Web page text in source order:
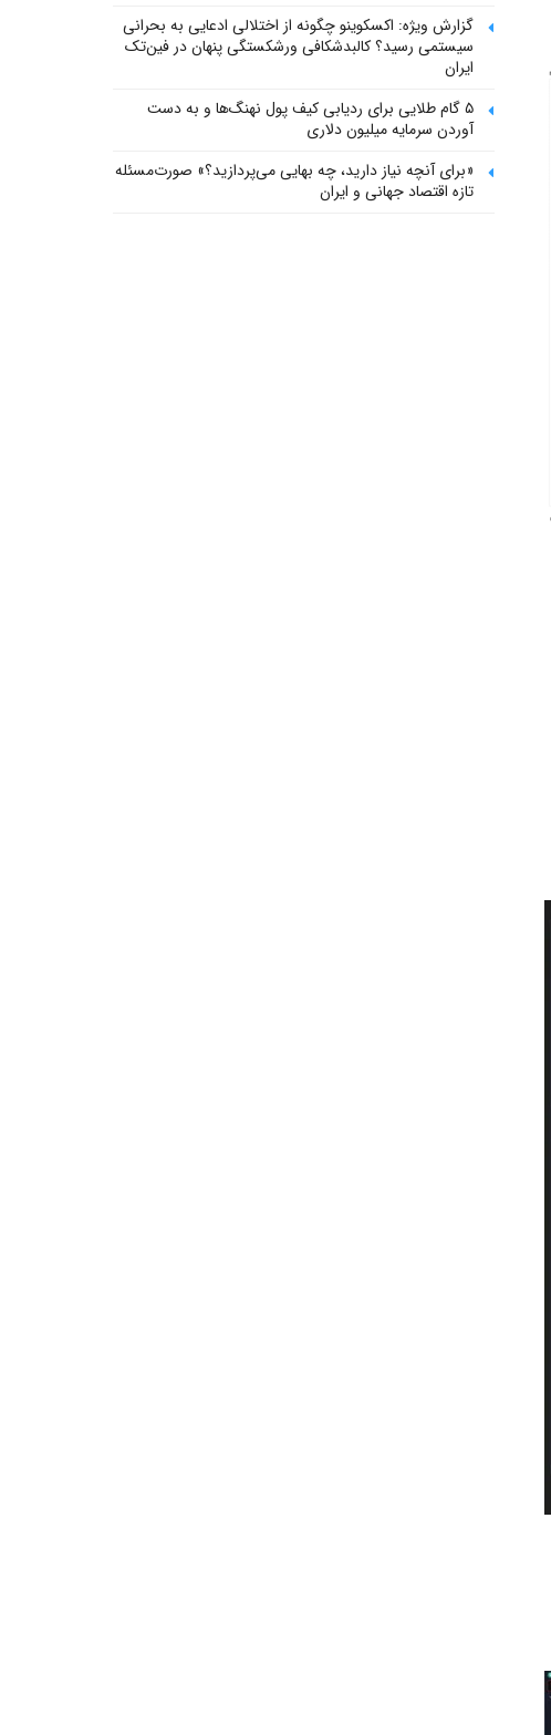
گزارش ویژه: اکسکوینو چگونه از اختلالی ادعایی به بحرانی
سیستمی رسید؟ کالبدشکافی ورشکستگی پنهان در فین‌تک
ایران
۵ گام طلایی برای ردیابی کیف پول‌ نهنگ‌ها و به دست
آوردن سرمایه میلیون دلاری
«برای آنچه نیاز دارید، چه بهایی می‌پردازید؟» صورت‌مسئله
تازه اقتصاد جهانی و ایران